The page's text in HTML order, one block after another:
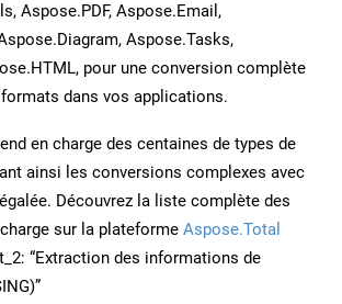
Aspose.PDF, Aspose.Email,
Aspose.Tasks,
pour une conversion complète
dans vos applications.
en charge des centaines de types de
ainsi les conversions complexes avec
Découvrez la liste complète des
sur la plateforme Aspose.Total
“Extraction des informations de